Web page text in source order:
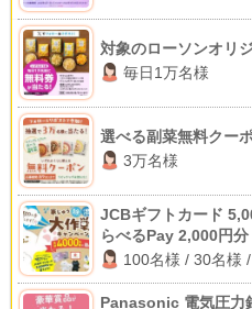
対象のローソンオリ
毎日1万名様
選べる副菜無料クー
3万名様
JCBギフトカード
らべるPay 2,000円分
100名様 / 30名様
Panasonic 電気圧